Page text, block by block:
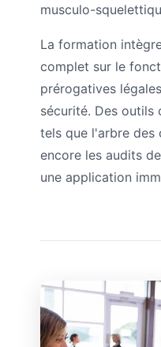
musculo-
La formation
complet sur le
prérogatives
sécurité. Des outils
tels que l'arbre des
encore les audits
une application